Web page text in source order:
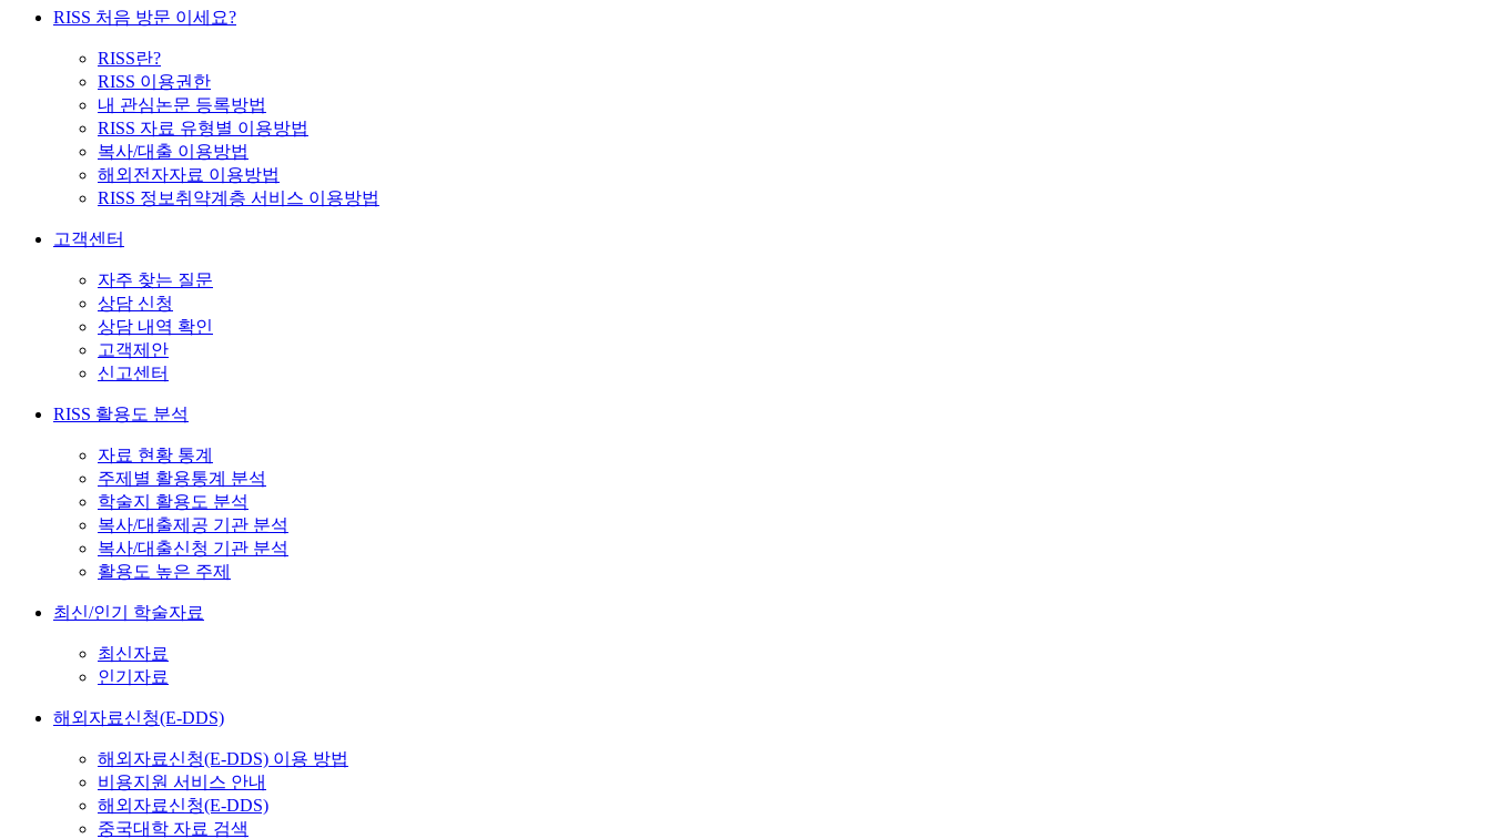
RISS 처음 방문 이세요?
RISS란?
RISS 이용권한
내 관심논문 등록방법
RISS 자료 유형별 이용방법
복사/대출 이용방법
해외전자자료 이용방법
RISS 정보취약계층 서비스 이용방법
고객센터
자주 찾는 질문
상담 신청
상담 내역 확인
고객제안
신고센터
RISS 활용도 분석
자료 현황 통계
주제별 활용통계 분석
학술지 활용도 분석
복사/대출제공 기관 분석
복사/대출신청 기관 분석
활용도 높은 주제
최신/인기 학술자료
최신자료
인기자료
해외자료신청(E-DDS)
해외자료신청(E-DDS) 이용 방법
비용지원 서비스 안내
해외자료신청(E-DDS)
중국대학 자료 검색